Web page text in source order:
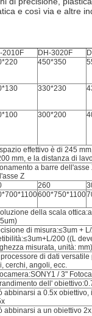
e così via e altre
2010F DH-3020F
450*350
330*230
300*200
effettivo è di 245
mm, e la distanza di
a barre dell'asse
Z
260
600*750*1100
della scala
di misura:≤3um +
200 ((L
misurata, unità: mm)
di dati
cerchi, angoli, ecc.
/ 3"
dell'
abbinarsi a 0.5x
abbinarsi a un obiettivo